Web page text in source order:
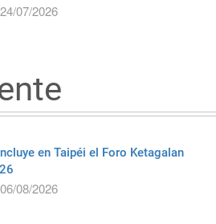
07/2026
en Taipéi el Foro Ketagalan
08/2026